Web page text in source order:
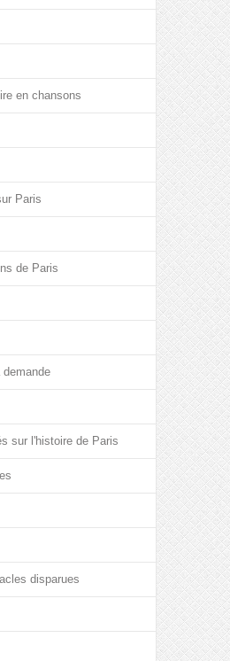
en chansons
Paris
de Paris
demande
sur l'histoire de Paris
disparues